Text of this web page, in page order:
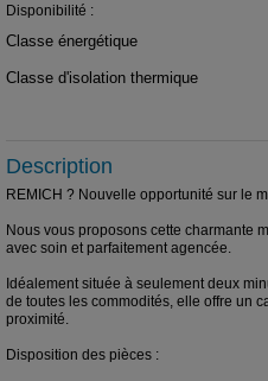
Disponibilité :
Classe énergétique
Classe d'isolation thermique
Description
REMICH ? Nouvelle opportunité sur le
Nous vous proposons cette charmante
avec soin et parfaitement agencée.
Idéalement située à seulement deux
de toutes les commodités, elle offre un
proximité.
Disposition des pièces :